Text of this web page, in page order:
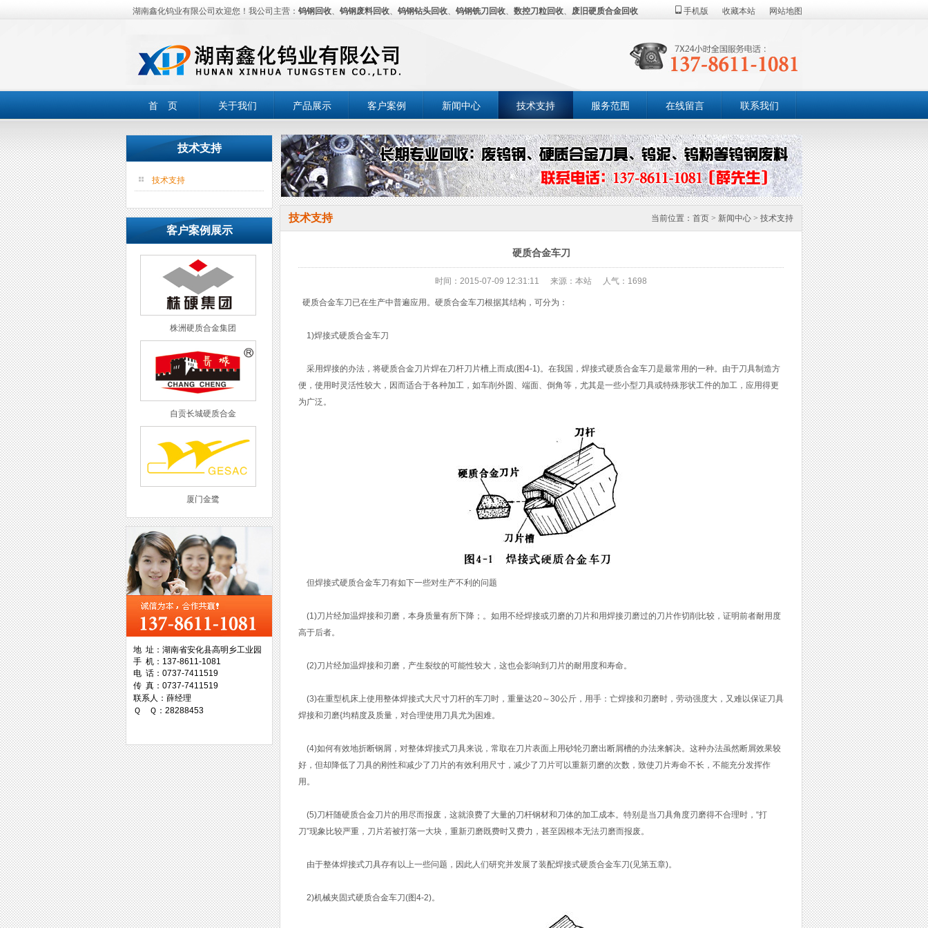
湖南鑫化钨业有限公司欢迎您！我公司主营： 钨钢回收、 钨钢废料回收、 钨钢钻头回收、 钨钢铣刀回收、 数控刀粒回收、 废旧硬质合金回收 手机版 收藏本站 网站地图
首 页 关于我们 产品展示 客户案例 新闻中心 技术支持 服务范围 在线留言 联系我们
技术支持
技术支持
客户案例展示
株洲硬质合金集团
自贡长城硬质合金
厦门金鹭
西工集团
台湾协威机械
台湾万事达切削科技
地 址：湖南省安化县高明乡工业园
手 机：137-8611-1081
电 话：0737-7411519
传 真：0737-7411519
联系人：薛经理
Ｑ Ｑ：28288453
当前位置： 首页 > 新闻中心 > 技术支持
技术支持
硬质合金车刀
时间：2015-07-09 12:31:11 来源：本站 人气：1698
硬质合金车刀已在生产中普遍应用。硬质合金车刀根据其结构，可分为：
1)焊接式硬质合金车刀
采用焊接的办法，将硬质合金刀片焊在刀杆刀片槽上而成(图4-1)。在我国，焊接式硬质合金车刀是最常用的一种。由于刀具制造方
便，使用时灵活性较大，因而适合于各种加工，如车削外圆、端面、倒角等，尤其是一些小型刀具或特殊形状工件的加工，应用得更
为广泛。
但焊接式硬质合金车刀有如下一些对生产不利的问题
(1)刀片经加温焊接和刃磨，本身质量有所下降；。如用不经焊接或刃磨的刀片和用焊接刃磨过的刀片作切削比较，证明前者耐用度
高于后者。
(2)刀片经加温焊接和刃磨，产生裂纹的可能性较大，这也会影响到刀片的耐用度和寿命。
(3)在重型机床上使用整体焊接式大尺寸刀杆的车刀时，重量达20～30公斤，用手：亡焊接和刃磨时，劳动强度大，又难以保证刀具
焊接和刃磨{均精度及质量，对合理使用刀具尤为困难。
(4)如何有效地折断钢屑，对整体焊接式刀具来说，常取在刀片表面上用砂轮刃磨出断屑槽的办法来解决。这种办法虽然断屑效果较
好，但却降低了刀具的刚性和减少了刀片的有效利用尺寸，减少了刀片可以重新刃磨的次数，致使刀片寿命不长，不能充分发挥作
用。
(5)刀杆随硬质合金刀片的用尽而报废，这就浪费了大量的刀杆钢材和刀体的加工成本。特别是当刀具角度刃磨得不合理时，“打
刀”现象比较严重，刀片若被打落一大块，重新刃磨既费时又费力，甚至因根本无法刃磨而报废。
由于整体焊接式刀具存有以上一些问题，因此人们研究并发展了装配焊接式硬质合金车刀(见第五章)。
2)机械夹固式硬质合金车刀(图4-2)。